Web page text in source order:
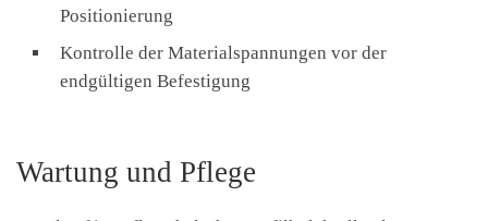
Positionierung
Kontrolle der Materialspannungen vor der
endgültigen Befestigung
Wartung und Pflege